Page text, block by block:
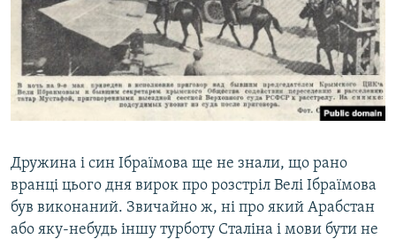
Дружина і син Ібраїмова ще не знали, що рано
вранці цього дня вирок про розстріл Велі Ібраїмова
був виконаний. Звичайно ж, ні про який Арабстан
або яку-небудь іншу турботу Сталіна і мови бути не